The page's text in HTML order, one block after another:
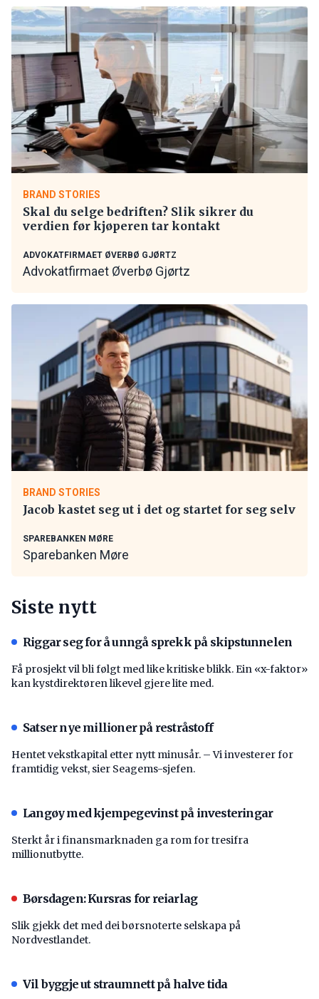
BRAND STORIES
Skal du selge bedriften? Slik sikrer du
verdien før kjøperen tar kontakt
ADVOKATFIRMAET ØVERBØ GJØRTZ
Advokatfirmaet Øverbø Gjørtz
BRAND STORIES
Jacob kastet seg ut i det og startet for seg selv
SPAREBANKEN MØRE
Sparebanken Møre
Siste nytt
Riggar seg for å unngå sprekk på skipstunnelen
Få prosjekt vil bli følgt med like kritiske blikk. Ein «x-faktor»
kan kystdirektøren likevel gjere lite med.
Satser nye millioner på restråstoff
Hentet vekstkapital etter nytt minusår. – Vi investerer for
framtidig vekst, sier Seagems-sjefen.
Langøy med kjempegevinst på investeringar
Sterkt år i finansmarknaden ga rom for tresifra
millionutbytte.
Børsdagen: Kursras for reiarlag
Slik gjekk det med dei børsnoterte selskapa på
Nordvestlandet.
Vil byggje ut straumnett på halve tida